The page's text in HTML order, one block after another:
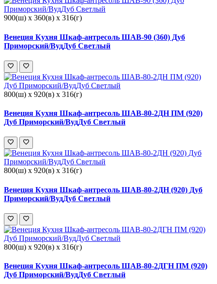
900(ш) x 360(в) x 316(г)
Венеция Кухня Шкаф-антресоль ШАВ-90 (360) Дуб
Приморский/ВудДуб Светлый
800(ш) x 920(в) x 316(г)
Венеция Кухня Шкаф-антресоль ШАВ-80-2ДН ПМ (920)
Дуб Приморский/ВудДуб Светлый
800(ш) x 920(в) x 316(г)
Венеция Кухня Шкаф-антресоль ШАВ-80-2ДН (920) Дуб
Приморский/ВудДуб Светлый
800(ш) x 920(в) x 316(г)
Венеция Кухня Шкаф-антресоль ШАВ-80-2ДГН ПМ (920)
Дуб Приморский/ВудДуб Светлый